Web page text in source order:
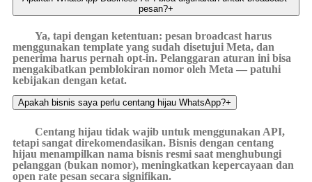
pesan?+
Ya, tapi dengan ketentuan: pesan broadcast harus
menggunakan template yang sudah disetujui Meta, dan
penerima harus pernah opt-in. Pelanggaran aturan ini bisa
mengakibatkan pemblokiran nomor oleh Meta — patuhi
kebijakan dengan ketat.
Apakah bisnis saya perlu centang hijau WhatsApp?+
Centang hijau tidak wajib untuk menggunakan API,
tetapi sangat direkomendasikan. Bisnis dengan centang
hijau menampilkan nama bisnis resmi saat menghubungi
pelanggan (bukan nomor), meningkatkan kepercayaan dan
open rate pesan secara signifikan.